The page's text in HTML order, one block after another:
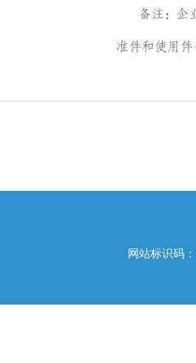
网站标识码